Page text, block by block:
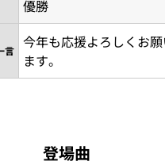
優勝
言
今年も応援よろしくお
ます。
登場曲